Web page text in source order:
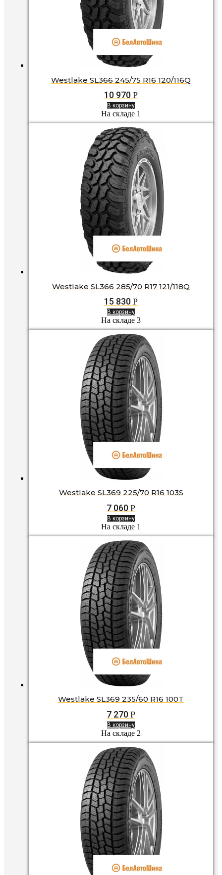
Westlake SL366 245/75 R16 120/116Q
10 970 Р
В корзину
На складе 1
Westlake SL366 285/70 R17 121/118Q
15 830 Р
В корзину
На складе 3
Westlake SL369 225/70 R16 103S
7 060 Р
В корзину
На складе 1
Westlake SL369 235/60 R16 100T
7 270 Р
В корзину
На складе 2